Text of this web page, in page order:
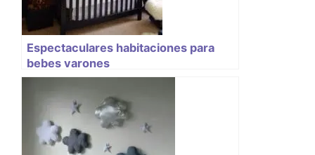
Espectaculares habitaciones para
bebes varones